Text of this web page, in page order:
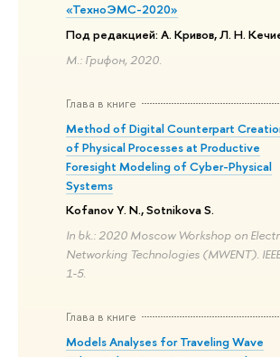
«ТехноЭМС-2020»
Под редакцией: А. Кривов, Л. Н.
М.: Грифон, 2020.
Глава в книге
Method of Digital Counterpart
of Physical Processes at Productive
Foresight Modeling of Cyber-Physical
Systems
Kofanov Y. N., Sotnikova S.
In bk.: 2020 Moscow Workshop on
Networking Technologies (MWENT).
1-5.
Глава в книге
Models Analyses for Traveling Wave